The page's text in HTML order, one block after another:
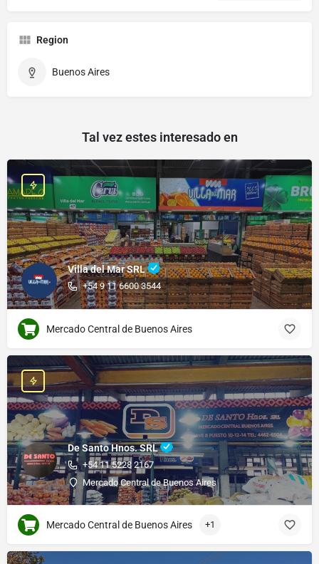
Region
Buenos Aires
Tal vez estes interesado en
Villa del Mar SRL
+54 9 11 6600 3544
Mercado Central de Buenos Aires
De Santo Hnos. SRL
+54 11 5228 2167
Mercado Central de Buenos Aires
Mercado Central de Buenos Aires +1